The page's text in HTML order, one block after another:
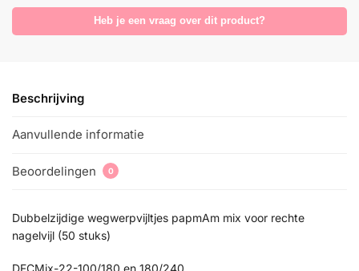
Heb je een vraag over dit product?
Beschrijving
Aanvullende informatie
Beoordelingen 0
Dubbelzijdige wegwerpvijltjes papmAm mix voor rechte
nagelvijl (50 stuks)